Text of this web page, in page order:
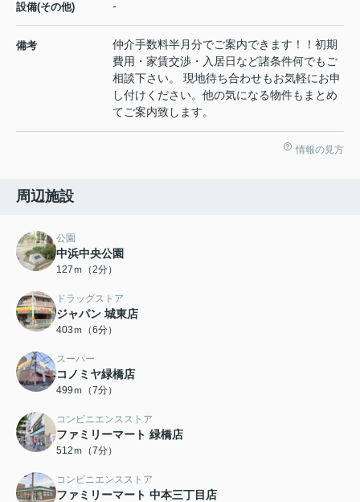
設備(その他) -
備考
仲介手数料半月分でご案内できます！！初期
費用・家賃交渉・入居日など諸条件何でもご
相談下さい。 現地待ち合わせもお気軽にお申
し付けください。他の気になる物件もまとめ
てご案内致します。
情報の見方
周辺施設
公園
中浜中央公園
127ｍ（2分）
ドラッグストア
ジャパン 城東店
403ｍ（6分）
スーパー
コノミヤ緑橋店
499ｍ（7分）
コンビニエンスストア
ファミリーマート 緑橋店
512ｍ（7分）
コンビニエンスストア
ファミリーマート 中本三丁目店